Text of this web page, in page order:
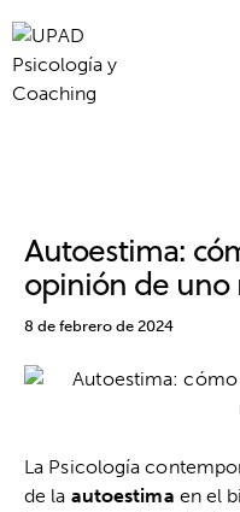
Autoestima:
opinión de uno
8 de febrero de 2024
La Psicología
de la autoestima en el